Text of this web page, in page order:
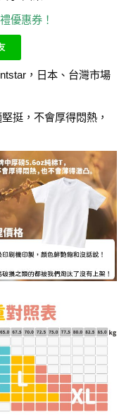
優惠券！
，日本、台灣市場
挺，不會厚得悶熱，